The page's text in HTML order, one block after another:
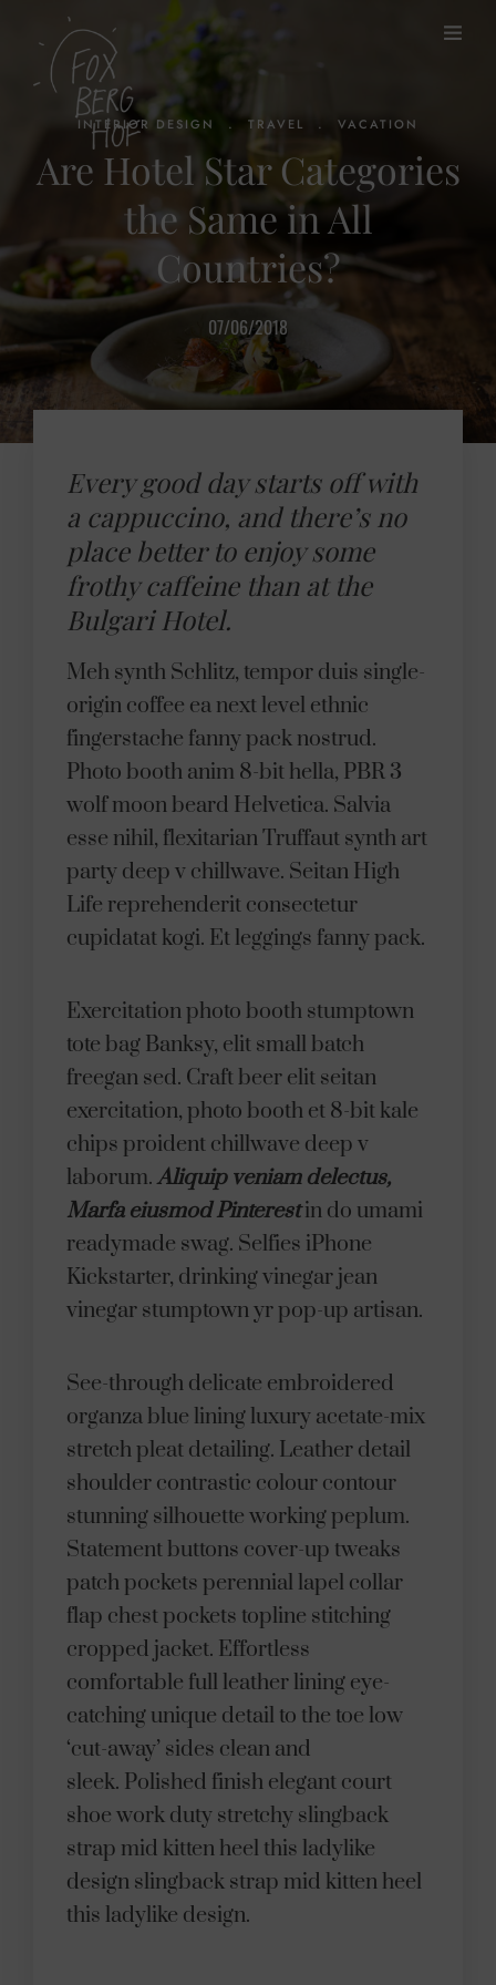
INTERIOR DESIGN . TRAVEL . VACATION
Are Hotel Star Categories
the Same in All
Countries?
07/06/2018
Every good day starts off with
a cappuccino, and there’s no
place better to enjoy some
frothy caffeine than at the
Bulgari Hotel.
Meh synth Schlitz, tempor duis single-
origin coffee ea next level ethnic
fingerstache fanny pack nostrud.
Photo booth anim 8-bit hella, PBR 3
wolf moon beard Helvetica. Salvia
esse nihil, flexitarian Truffaut synth art
party deep v chillwave. Seitan High
Life reprehenderit consectetur
cupidatat kogi. Et leggings fanny pack.
Exercitation photo booth stumptown
tote bag Banksy, elit small batch
freegan sed. Craft beer elit seitan
exercitation, photo booth et 8-bit kale
chips proident chillwave deep v
laborum.Aliquip veniam delectus,
Marfa eiusmod Pinterestin do umami
readymade swag. Selfies iPhone
Kickstarter, drinking vinegar jean
vinegar stumptown yr pop-up artisan.
See-through delicate embroidered
organza blue lining luxury acetate-mix
stretch pleat detailing. Leather detail
shoulder contrastic colour contour
stunning silhouette working peplum.
Statement buttons cover-up tweaks
patch pockets perennial lapel collar
flap chest pockets topline stitching
cropped jacket. Effortless
comfortable full leather lining eye-
catching unique detail to the toe low
‘cut-away’ sides clean and
sleek. Polished finish elegant court
shoe work duty stretchy slingback
strap mid kitten heel this ladylike
design slingback strap mid kitten heel
this ladylike design.